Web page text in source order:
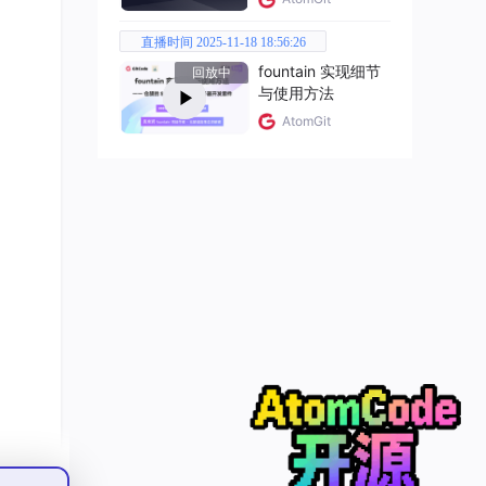
直播时间 2025-11-18 18:56:26
回放中
fountain 实现细节
与使用方法
AtomGit